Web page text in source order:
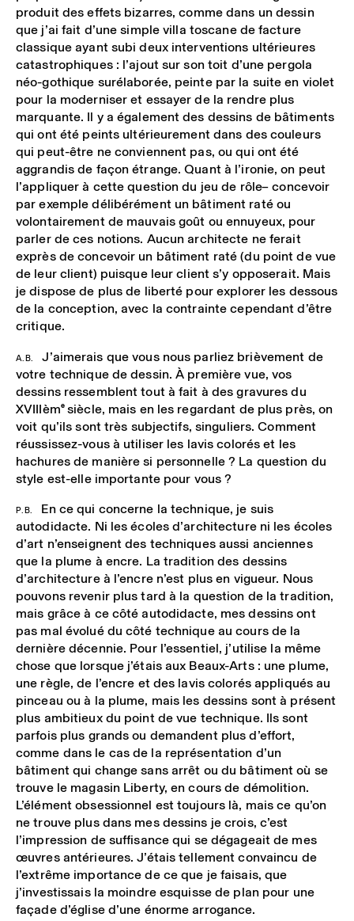
produit des effets bizarres, comme dans un dessin
que j’ai fait d’une simple villa toscane de facture
classique ayant subi deux interventions ultérieures
catastrophiques : l’ajout sur son toit d’une pergola
néo-gothique surélaborée, peinte par la suite en violet
pour la moderniser et essayer de la rendre plus
marquante. Il y a également des dessins de bâtiments
qui ont été peints ultérieurement dans des couleurs
qui peut-être ne conviennent pas, ou qui ont été
aggrandis de façon étrange. Quant à l’ironie, on peut
l’appliquer à cette question du jeu de rôle ̶ concevoir
par exemple délibérément un bâtiment raté ou
volontairement de mauvais goût ou ennuyeux, pour
parler de ces notions. Aucun architecte ne ferait
exprès de concevoir un bâtiment raté (du point de vue
de leur client) puisque leur client s’y opposerait. Mais
je dispose de plus de liberté pour explorer les dessous
de la conception, avec la contrainte cependant d’être
critique.
A.B.
J’aimerais que vous nous parliez brièvement de
votre technique de dessin. À première vue, vos
dessins ressemblent tout à fait à des gravures du
XVIIIèmesiècle, mais en les regardant de plus près, on
voit qu’ils sont très subjectifs, singuliers. Comment
réussissez-vous à utiliser les lavis colorés et les
hachures de manière si personnelle ? La question du
style est-elle importante pour vous ?
P.B.
En ce qui concerne la technique, je suis
autodidacte. Ni les écoles d’architecture ni les écoles
d’art n’enseignent des techniques aussi anciennes
que la plume à encre. La tradition des dessins
d’architecture à l’encre n’est plus en vigueur. Nous
pouvons revenir plus tard à la question de la tradition,
mais grâce à ce côté autodidacte, mes dessins ont
pas mal évolué du côté technique au cours de la
dernière décennie. Pour l’essentiel, j’utilise la même
chose que lorsque j’étais aux Beaux-Arts : une plume,
une règle, de l’encre et des lavis colorés appliqués au
pinceau ou à la plume, mais les dessins sont à présent
plus ambitieux du point de vue technique. Ils sont
parfois plus grands ou demandent plus d’effort,
comme dans le cas de la représentation d’un
bâtiment qui change sans arrêt ou du bâtiment où se
trouve le magasin Liberty, en cours de démolition.
L’élément obsessionnel est toujours là, mais ce qu’on
ne trouve plus dans mes dessins je crois, c’est
l’impression de suffisance qui se dégageait de mes
œuvres antérieures. J’étais tellement convaincu de
l’extrême importance de ce que je faisais, que
j’investissais la moindre esquisse de plan pour une
façade d’église d’une énorme arrogance.